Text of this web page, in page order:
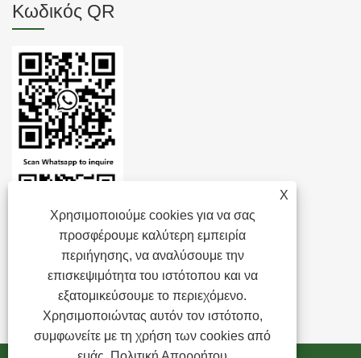
X
Χρησιμοποιούμε cookies για να σας
προσφέρουμε καλύτερη εμπειρία
περιήγησης, να αναλύσουμε την
επισκεψιμότητα του ιστότοπου και να
εξατομικεύσουμε το περιεχόμενο.
Χρησιμοποιώντας αυτόν τον ιστότοπο,
συμφωνείτε με τη χρήση των cookies από
Κωδικός QR